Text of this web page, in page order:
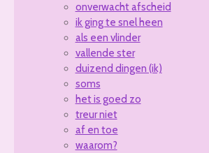
onverwacht afscheid
ik ging te snel heen
als een vlinder
vallende ster
duizend dingen (ik)
soms
het is goed zo
treur niet
af en toe
waarom?